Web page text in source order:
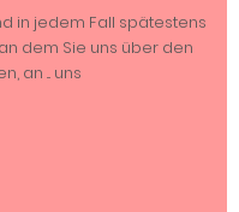
in jedem Fall spätestens
dem Sie uns über den
an ... uns